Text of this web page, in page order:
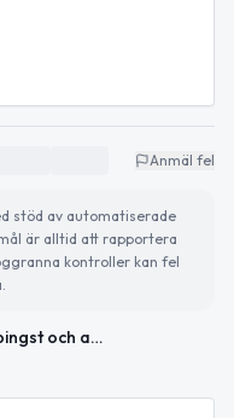
Anmäl fel
stöd av automatiserade
är alltid att rapportera
kontroller kan fel
Solig annandag pingst och aktuella trender i Gislaved